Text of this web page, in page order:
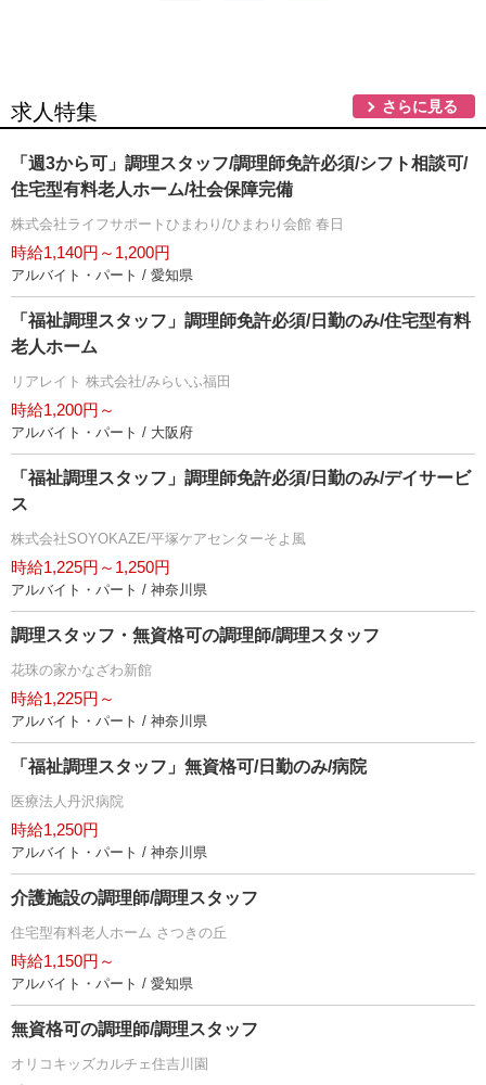
求人特集 さらに見る
「週3から可」調理スタッフ/調理師免許必須/シフト相談可/
住宅型有料老人ホーム/社会保障完備
株式会社ライフサポートひまわり/ひまわり会館 春日
時給1,140円～1,200円
アルバイト・パート / 愛知県
「福祉調理スタッフ」調理師免許必須/日勤のみ/住宅型有料
老人ホーム
リアレイト 株式会社/みらいふ福田
時給1,200円～
アルバイト・パート / 大阪府
「福祉調理スタッフ」調理師免許必須/日勤のみ/デイサービ
ス
株式会社SOYOKAZE/平塚ケアセンターそよ風
時給1,225円～1,250円
アルバイト・パート / 神奈川県
調理スタッフ・無資格可の調理師/調理スタッフ
花珠の家かなざわ新館
時給1,225円～
アルバイト・パート / 神奈川県
「福祉調理スタッフ」無資格可/日勤のみ/病院
医療法人丹沢病院
時給1,250円
アルバイト・パート / 神奈川県
介護施設の調理師/調理スタッフ
住宅型有料老人ホーム さつきの丘
時給1,150円～
アルバイト・パート / 愛知県
無資格可の調理師/調理スタッフ
オリコキッズカルチェ住吉川園